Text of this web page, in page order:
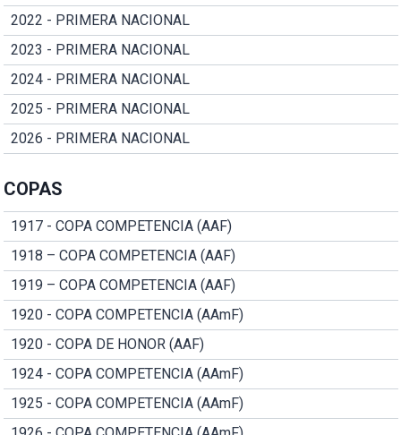
2022 - PRIMERA NACIONAL
2023 - PRIMERA NACIONAL
2024 - PRIMERA NACIONAL
2025 - PRIMERA NACIONAL
2026 - PRIMERA NACIONAL
COPAS
1917 - COPA COMPETENCIA (AAF)
1918 – COPA COMPETENCIA (AAF)
1919 – COPA COMPETENCIA (AAF)
1920 - COPA COMPETENCIA (AAmF)
1920 - COPA DE HONOR (AAF)
1924 - COPA COMPETENCIA (AAmF)
1925 - COPA COMPETENCIA (AAmF)